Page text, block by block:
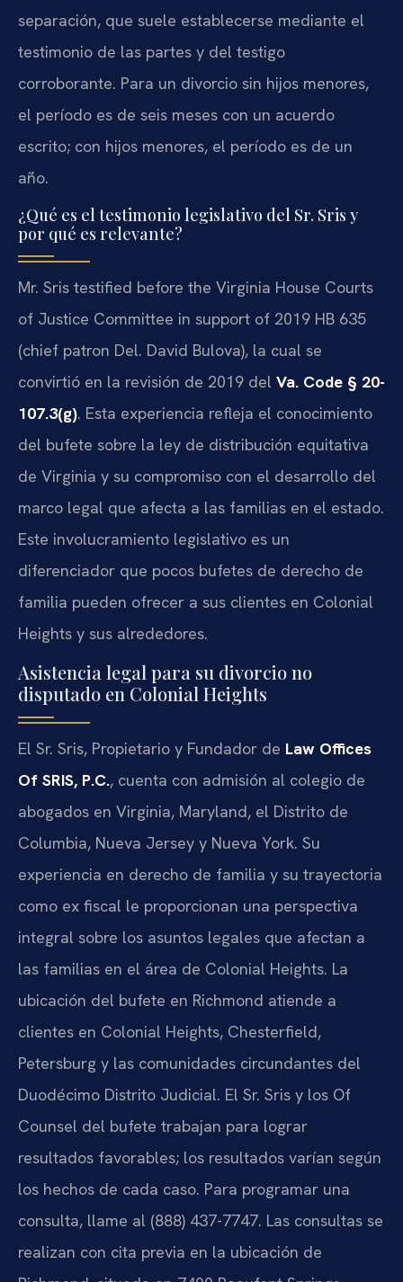
separación, que suele establecerse mediante el
testimonio de las partes y del testigo
corroborante. Para un divorcio sin hijos menores,
el período es de seis meses con un acuerdo
escrito; con hijos menores, el período es de un
año.
¿Qué es el testimonio legislativo del Sr. Sris y
por qué es relevante?
Mr. Sris testified before the Virginia House Courts
of Justice Committee in support of 2019 HB 635
(chief patron Del. David Bulova), la cual se
convirtió en la revisión de 2019 del Va. Code § 20-
107.3(g). Esta experiencia refleja el conocimiento
del bufete sobre la ley de distribución equitativa
de Virginia y su compromiso con el desarrollo del
marco legal que afecta a las familias en el estado.
Este involucramiento legislativo es un
diferenciador que pocos bufetes de derecho de
familia pueden ofrecer a sus clientes en Colonial
Heights y sus alrededores.
Asistencia legal para su divorcio no
disputado en Colonial Heights
El Sr. Sris, Propietario y Fundador de Law Offices
Of SRIS, P.C., cuenta con admisión al colegio de
abogados en Virginia, Maryland, el Distrito de
Columbia, Nueva Jersey y Nueva York. Su
experiencia en derecho de familia y su trayectoria
como ex fiscal le proporcionan una perspectiva
integral sobre los asuntos legales que afectan a
las familias en el área de Colonial Heights. La
ubicación del bufete en Richmond atiende a
clientes en Colonial Heights, Chesterfield,
Petersburg y las comunidades circundantes del
Duodécimo Distrito Judicial. El Sr. Sris y los Of
Counsel del bufete trabajan para lograr
resultados favorables; los resultados varían según
los hechos de cada caso. Para programar una
consulta, llame al (888) 437-7747. Las consultas se
realizan con cita previa en la ubicación de